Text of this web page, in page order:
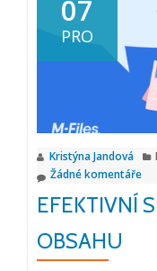
07
PRO
Kristýna Jandová
Žádné komentáře
EFEKTIVNÍ
OBSAHU